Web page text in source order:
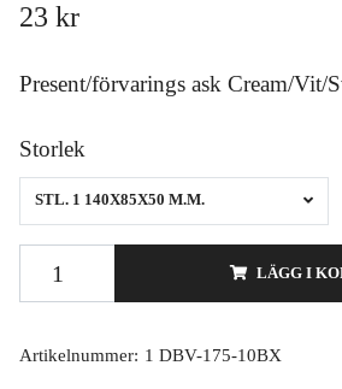
23 kr
Present/förvarings ask Cream/Vit/
Storlek
STL. 1 140X85X50 M.M.
LÄGG I
Artikelnummer: 1 DBV-175-10BX